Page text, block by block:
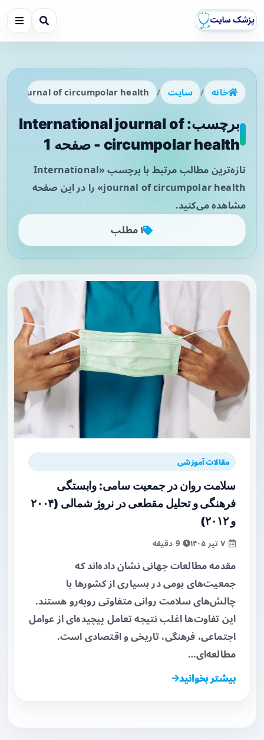
خانه / سایت /
journal of circumpolar health
برچسب: International journal of
circumpolar health - صفحه 1
تازه‌ترین مطالب مرتبط با برچسب «International
journal of circumpolar health» را در این صفحه
مشاهده می‌کنید.
۱ مطلب
مقالات آموزشی
سلامت روان در جمعیت سامی: وابستگی
فرهنگی و تحلیل مقطعی در نروژ شمالی (۲۰۰۴
و ۲۰۱۲)
9 دقیقه
مقدمه مطالعات جهانی نشان داده‌اند که
جمعیت‌های بومی در بسیاری از کشورها با
چالش‌های سلامت روانی متفاوتی روبه‌رو هستند.
این تفاوت‌ها اغلب نتیجه تعامل پیچیده‌ای از عوامل
اجتماعی، فرهنگی، تاریخی و اقتصادی است.
مطالعه‌ای…
بیشتر بخوانید